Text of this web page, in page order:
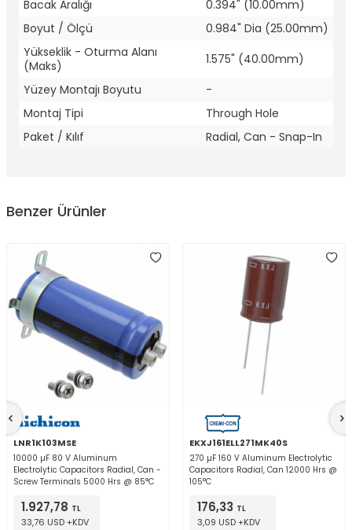
Bacak Aralığı
0.394" (10.00mm)
Boyut / Ölçü
0.984" Dia (25.00mm)
Yükseklik - Oturma Alanı
(Maks)
1.575" (40.00mm)
Yüzey Montajı Boyutu
-
Montaj Tipi
Through Hole
Paket / Kılıf
Radial, Can - Snap-In
Benzer Ürünler
LNR1K103MSE
10000 µF 80 V Aluminum
Electrolytic Capacitors Radial, Can -
Screw Terminals 5000 Hrs @ 85°C
1.927,78 TL
33,76 USD +KDV
EKXJ161ELL271MK40S
270 µF 160 V Aluminum Electrolytic
Capacitors Radial, Can 12000 Hrs @
105°C
176,33 TL
3,09 USD +KDV